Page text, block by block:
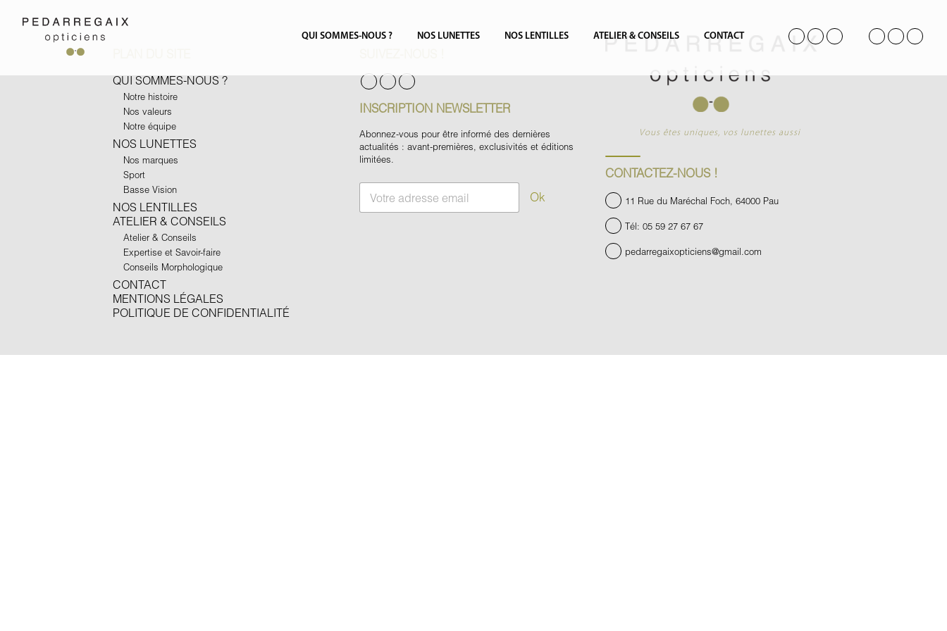
QUI SOMMES-NOUS ? NOS LUNETTES NOS LENTILLES ATELIER & CONSEILS CONTACT
QUI SOMMES-NOUS ?
Notre histoire
Nos valeurs
Notre équipe
NOS LUNETTES
Nos marques
Sport
Basse Vision
NOS LENTILLES
ATELIER & CONSEILS
Atelier & Conseils
Expertise et Savoir-faire
Conseils Morphologique
CONTACT
MENTIONS LÉGALES
POLITIQUE DE CONFIDENTIALITÉ
INSCRIPTION NEWSLETTER
Abonnez-vous pour être informé des dernières
actualités : avant-premières, exclusivités et éditions
limitées.
E
a
Ok
Vous êtes uniques, vos lunettes aussi
CONTACTEZ-NOUS !
11 Rue du Maréchal Foch, 64000 Pau
Tél: 05 59 27 67 67
pedarregaixopticiens@gmail.com